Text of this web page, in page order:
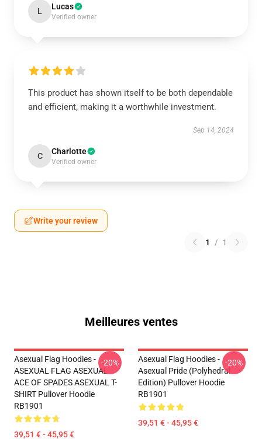
L Lucas
Verified owner
This product has shown itself to be both dependable
and efficient, making it a worthwhile investment.
Sep 14, 2024
C Charlotte
Verified owner
Write your review
1 / 1
Meilleures ventes
Asexual Flag Hoodies -
ASEXUAL FLAG ASEXUAL
ACE OF SPADES ASEXUAL T-
SHIRT Pullover Hoodie
RB1901
39,51 € - 45,95 €
-20%
Asexual Flag Hoodies -
Asexual Pride (Polyhedral
Edition) Pullover Hoodie
RB1901
39,51 € - 45,95 €
-20%